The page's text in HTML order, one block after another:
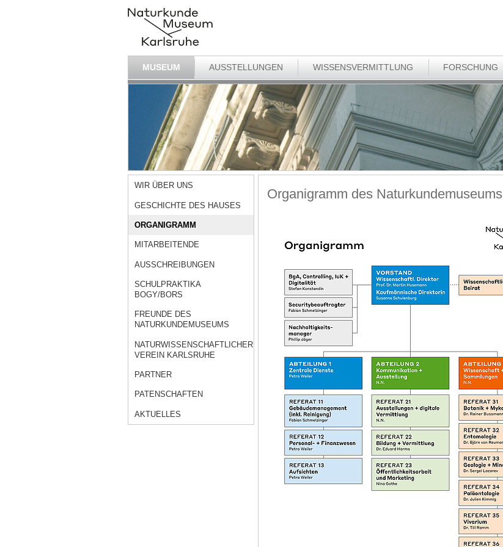
MUSEUM AUSSTELLUNGEN WISSENSVERMITTLUNG FORSCHUNG
WIR ÜBER UNS
GESCHICHTE DES HAUSES
ORGANIGRAMM
MITARBEITENDE
AUSSCHREIBUNGEN
SCHULPRAKTIKA
BOGY/BORS
FREUNDE DES
NATURKUNDEMUSEUMS
NATURWISSENSCHAFTLICHER
VEREIN KARLSRUHE
PARTNER
PATENSCHAFTEN
AKTUELLES
Organigramm des Naturkundemuseums